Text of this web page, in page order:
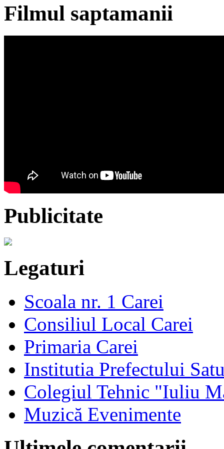
Filmul saptamanii
Publicitate
Legaturi
Scoala nr. 1 Carei
Consiliul Local Carei
Primaria Carei
Institutia Prefectului
Colegiul Tehnic "Iuliu
Muzică Evenimente